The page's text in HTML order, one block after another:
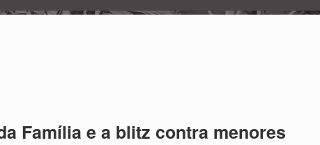
Família e a blitz contra menores